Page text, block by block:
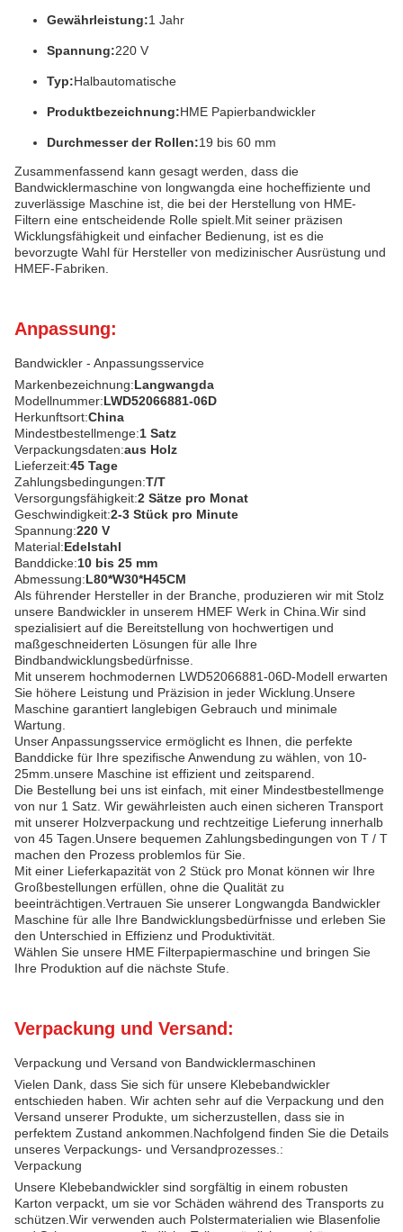
Gewährleistung:1 Jahr
Spannung:220 V
Typ:Halbautomatische
Produktbezeichnung:HME Papierbandwickler
Durchmesser der Rollen:19 bis 60 mm
Zusammenfassend kann gesagt werden, dass die
Bandwicklermaschine von longwangda eine hocheffiziente und
zuverlässige Maschine ist, die bei der Herstellung von HME-
Filtern eine entscheidende Rolle spielt.Mit seiner präzisen
Wicklungsfähigkeit und einfacher Bedienung, ist es die
bevorzugte Wahl für Hersteller von medizinischer Ausrüstung und
HMEF-Fabriken.
Anpassung:
Bandwickler - Anpassungsservice
Markenbezeichnung:Langwangda
Modellnummer:LWD52066881-06D
Herkunftsort:China
Mindestbestellmenge:1 Satz
Verpackungsdaten:aus Holz
Lieferzeit:45 Tage
Zahlungsbedingungen:T/T
Versorgungsfähigkeit:2 Sätze pro Monat
Geschwindigkeit:2-3 Stück pro Minute
Spannung:220 V
Material:Edelstahl
Banddicke:10 bis 25 mm
Abmessung:L80*W30*H45CM
Als führender Hersteller in der Branche, produzieren wir mit Stolz
unsere Bandwickler in unserem HMEF Werk in China.Wir sind
spezialisiert auf die Bereitstellung von hochwertigen und
maßgeschneiderten Lösungen für alle Ihre
Bindbandwicklungsbedürfnisse.
Mit unserem hochmodernen LWD52066881-06D-Modell erwarten
Sie höhere Leistung und Präzision in jeder Wicklung.Unsere
Maschine garantiert langlebigen Gebrauch und minimale
Wartung.
Unser Anpassungsservice ermöglicht es Ihnen, die perfekte
Banddicke für Ihre spezifische Anwendung zu wählen, von 10-
25mm.unsere Maschine ist effizient und zeitsparend.
Die Bestellung bei uns ist einfach, mit einer Mindestbestellmenge
von nur 1 Satz. Wir gewährleisten auch einen sicheren Transport
mit unserer Holzverpackung und rechtzeitige Lieferung innerhalb
von 45 Tagen.Unsere bequemen Zahlungsbedingungen von T / T
machen den Prozess problemlos für Sie.
Mit einer Lieferkapazität von 2 Stück pro Monat können wir Ihre
Großbestellungen erfüllen, ohne die Qualität zu
beeinträchtigen.Vertrauen Sie unserer Longwangda Bandwickler
Maschine für alle Ihre Bandwicklungsbedürfnisse und erleben Sie
den Unterschied in Effizienz und Produktivität.
Wählen Sie unsere HME Filterpapiermaschine und bringen Sie
Ihre Produktion auf die nächste Stufe.
Verpackung und Versand:
Verpackung und Versand von Bandwicklermaschinen
Vielen Dank, dass Sie sich für unsere Klebebandwickler
entschieden haben. Wir achten sehr auf die Verpackung und den
Versand unserer Produkte, um sicherzustellen, dass sie in
perfektem Zustand ankommen.Nachfolgend finden Sie die Details
unseres Verpackungs- und Versandprozesses.:
Verpackung
Unsere Klebebandwickler sind sorgfältig in einem robusten
Karton verpackt, um sie vor Schäden während des Transports zu
schützen.Wir verwenden auch Polstermaterialien wie Blasenfolie